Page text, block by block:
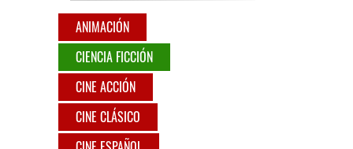
ANIMACIÓN
CIENCIA FICCIÓN
CINE ACCIÓN
CINE CLÁSICO